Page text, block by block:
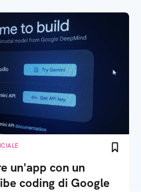
un'app con un
coding di Google